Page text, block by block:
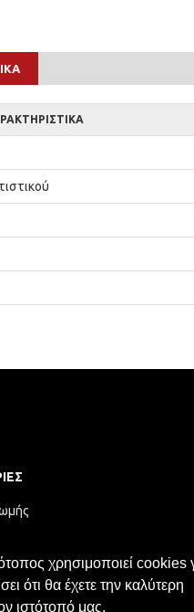
χρησιμοποιεί cookies
ότι θα έχετε την καλύτερη
ιστότοπό μας.